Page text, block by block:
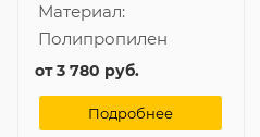
Материал:
Полипропилен
от3 780 руб.
Подробнее